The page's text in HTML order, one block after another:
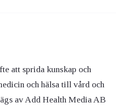
att sprida kunskap och
och hälsa till vård och
av Add Health Media AB